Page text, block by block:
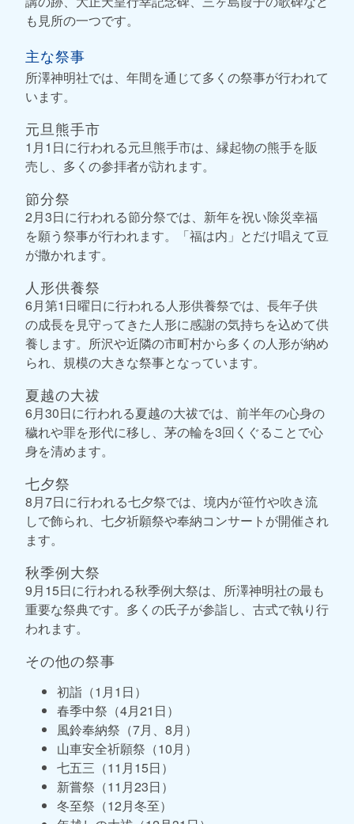
も見所の一つです。
主な祭事
所澤神明社では、年間を通じて多くの祭事が行われて
います。
元旦熊手市
1月1日に行われる元旦熊手市は、縁起物の熊手を販
売し、多くの参拝者が訪れます。
節分祭
2月3日に行われる節分祭では、新年を祝い除災幸福
を願う祭事が行われます。「福は内」とだけ唱えて豆
が撒かれます。
人形供養祭
6月第1日曜日に行われる人形供養祭では、長年子供
の成長を見守ってきた人形に感謝の気持ちを込めて供
養します。所沢や近隣の市町村から多くの人形が納め
られ、規模の大きな祭事となっています。
夏越の大祓
6月30日に行われる夏越の大祓では、前半年の心身の
穢れや罪を形代に移し、茅の輪を3回くぐることで心
身を清めます。
七夕祭
8月7日に行われる七夕祭では、境内が笹竹や吹き流
しで飾られ、七夕祈願祭や奉納コンサートが開催され
ます。
秋季例大祭
9月15日に行われる秋季例大祭は、所澤神明社の最も
重要な祭典です。多くの氏子が参詣し、古式で執り行
われます。
その他の祭事
初詣（1月1日）
春季中祭（4月21日）
風鈴奉納祭（7月、8月）
山車安全祈願祭（10月）
七五三（11月15日）
新嘗祭（11月23日）
冬至祭（12月冬至）